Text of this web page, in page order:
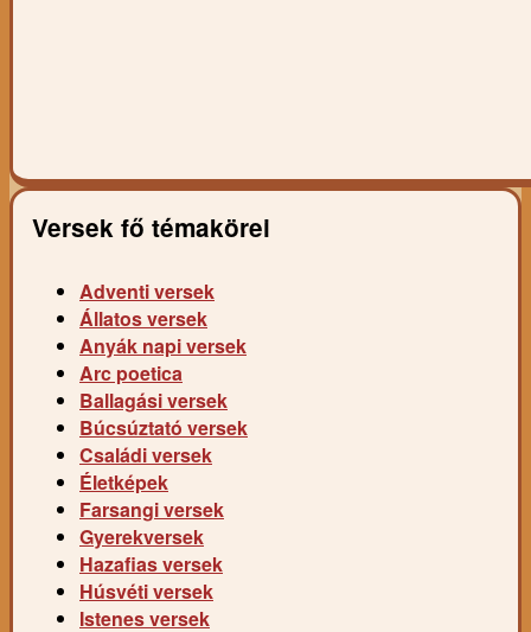
Versek fő témakörei
Adventi versek
Állatos versek
Anyák napi versek
Arc poetica
Ballagási versek
Búcsúztató versek
Családi versek
Életképek
Farsangi versek
Gyerekversek
Hazafias versek
Húsvéti versek
Istenes versek